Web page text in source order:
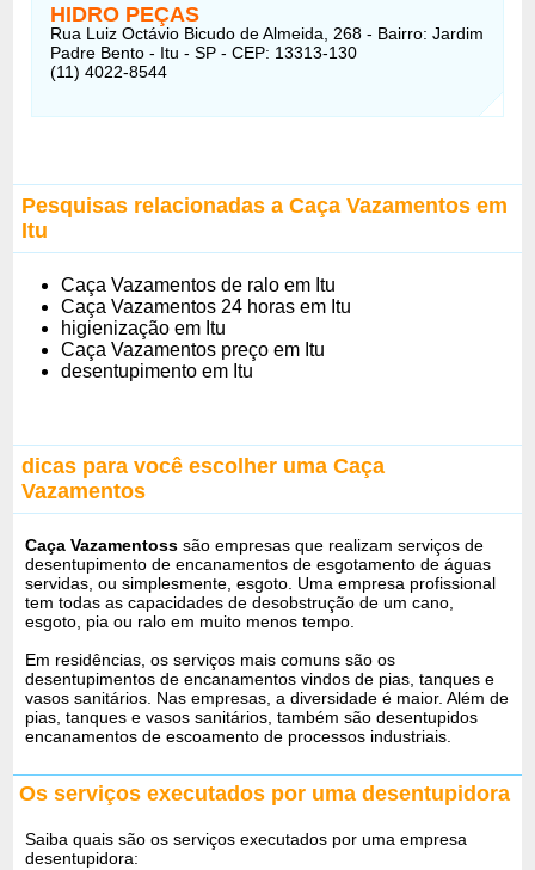
HIDRO PEÇAS
Rua Luiz Octávio Bicudo de Almeida, 268 - Bairro: Jardim
Padre Bento - Itu - SP - CEP: 13313-130
(11) 4022-8544
Pesquisas relacionadas a Caça Vazamentos em
Itu
Caça Vazamentos de ralo em Itu
Caça Vazamentos 24 horas em Itu
higienização em Itu
Caça Vazamentos preço em Itu
desentupimento em Itu
dicas para você escolher uma Caça
Vazamentos
Caça Vazamentoss são empresas que realizam serviços de
desentupimento de encanamentos de esgotamento de águas
servidas, ou simplesmente, esgoto. Uma empresa profissional
tem todas as capacidades de desobstrução de um cano,
esgoto, pia ou ralo em muito menos tempo.
Em residências, os serviços mais comuns são os
desentupimentos de encanamentos vindos de pias, tanques e
vasos sanitários. Nas empresas, a diversidade é maior. Além de
pias, tanques e vasos sanitários, também são desentupidos
encanamentos de escoamento de processos industriais.
Os serviços executados por uma desentupidora
Saiba quais são os serviços executados por uma empresa
desentupidora: